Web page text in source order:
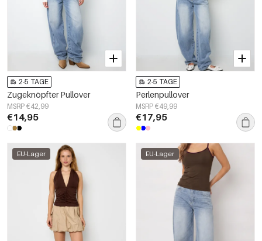
2-5 TAGE
Zugeknöpfter Pullover
MSRP €42,99
€14,95
2-5 TAGE
Perlenpullover
MSRP €49,99
€17,95
EU-Lager EU-Lager